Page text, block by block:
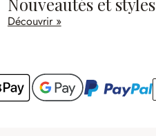
Découvrir »